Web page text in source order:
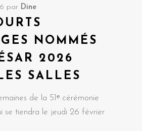
par Dine
NOMMÉS
2026
SALLES
de la 51ᵉ cérémonie
se tiendra le jeudi 26 février